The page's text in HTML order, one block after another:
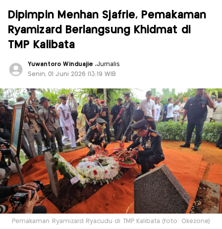
Dipimpin Menhan Sjafrie, Pemakaman
Ryamizard Berlangsung Khidmat di
TMP Kalibata
Yuwantoro Winduajie ,Jurnalis
Senin, 01 Juni 2026 |13:19 WIB
Pemakaman Ryamizard Ryacudu di TMP Kalibata (foto: Okezone)